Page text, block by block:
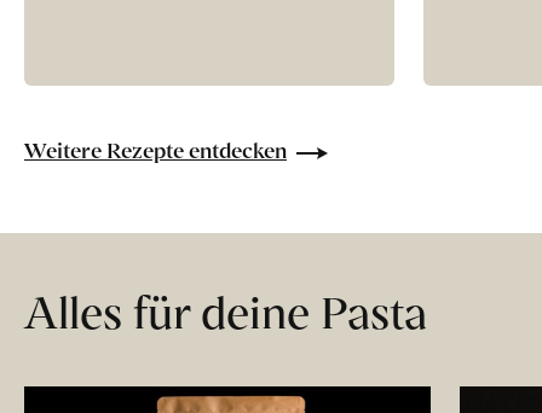
Weitere Rezepte entdecken
Alles für deine Pasta